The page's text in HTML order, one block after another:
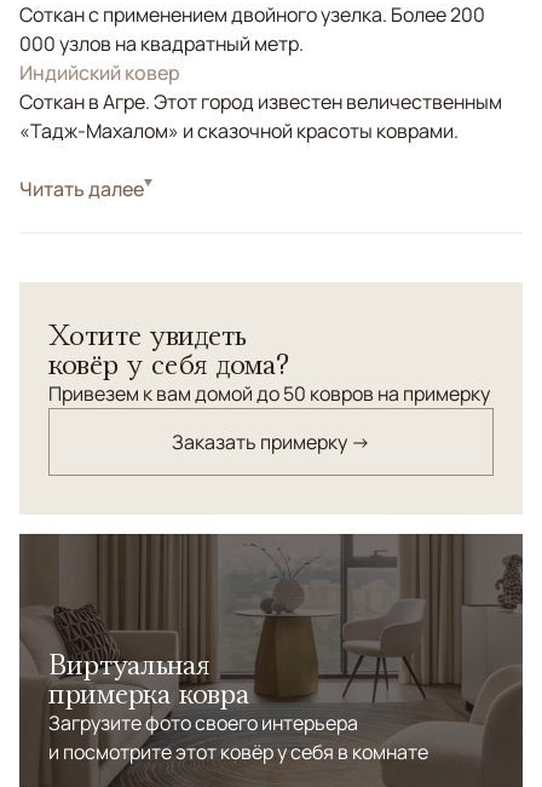
Соткан с применением двойного узелка. Более 200
000 узлов на квадратный метр.
Индийский ковер
Соткан в Агре. Этот город известен величественным
«Тадж-Махалом» и сказочной красоты коврами.
СтильКлассические
УзорыРастительный
Классический орнамент "Агра". Шерсть высшей
категории.
Читать далее
Хотите увидеть
ковёр у себя дома?
Привезем к вам домой до 50 ковров на примерку
Заказать примерку →
Виртуальная
примерка ковра
Загрузите фото своего интерьера
и посмотрите этот ковёр у себя в комнате